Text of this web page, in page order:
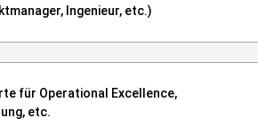
Ingenieur, etc.)
für Operational Excellence,
etc.